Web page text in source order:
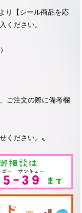
り【シール商品を応
ください。
）
ご注文の際に備考欄
ください。〟